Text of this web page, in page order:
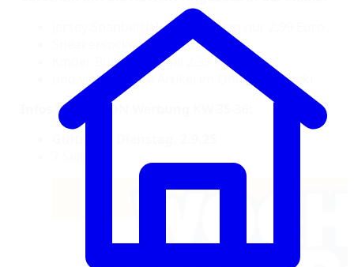
Jersey Spanbettlaken 90x200cm nur 2,99 Euro
Sneakersocken 3 Paar 2,28
Kinder Bueno 6 Riegel 2,39
und viele weitere Artikel im Online Prospekt
Infos zur ACTION Werbung KW 35-36: